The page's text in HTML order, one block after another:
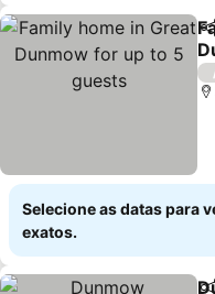
Selecione as datas para
exatos.